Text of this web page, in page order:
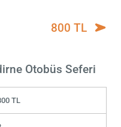
800 TL
Otobüs Seferi
TL